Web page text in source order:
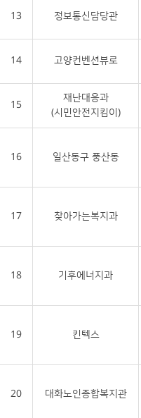
13 정보통신담당관
14 고양컨벤션뷰로
15
재난대응과
(시민안전지킴이)
16 일산동구 풍산동
17 찾아가는복지과
18 기후에너지과
19 킨텍스
20 대화노인종합복지관